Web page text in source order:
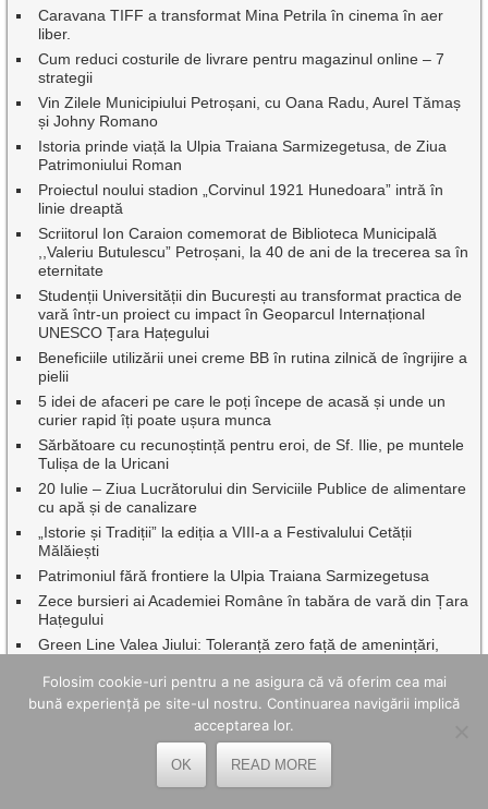
Caravana TIFF a transformat Mina Petrila în cinema în aer
liber.
Cum reduci costurile de livrare pentru magazinul online – 7
strategii
Vin Zilele Municipiului Petroșani, cu Oana Radu, Aurel Tămaș
și Johny Romano
Istoria prinde viață la Ulpia Traiana Sarmizegetusa, de Ziua
Patrimoniului Roman
Proiectul noului stadion „Corvinul 1921 Hunedoara” intră în
linie dreaptă
Scriitorul Ion Caraion comemorat de Biblioteca Municipală
,,Valeriu Butulescu” Petroșani, la 40 de ani de la trecerea sa în
eternitate
Studenții Universității din București au transformat practica de
vară într-un proiect cu impact în Geoparcul Internațional
UNESCO Țara Hațegului
Beneficiile utilizării unei creme BB în rutina zilnică de îngrijire a
pielii
5 idei de afaceri pe care le poți începe de acasă și unde un
curier rapid îți poate ușura munca
Sărbătoare cu recunoștință pentru eroi, de Sf. Ilie, pe muntele
Tulișa de la Uricani
20 Iulie – Ziua Lucrătorului din Serviciile Publice de alimentare
cu apă și de canalizare
„Istorie și Tradiții” la ediția a VIII-a a Festivalului Cetății
Mălăiești
Patrimoniul fără frontiere la Ulpia Traiana Sarmizegetusa
Zece bursieri ai Academiei Române în tabăra de vară din Țara
Hațegului
Green Line Valea Jiului: Toleranță zero față de amenințări,
Dr.ing. Benor Voicescu, împreună cu o seamă de profesori
emeriți ai Universității din Petroșani au fost onorați de
Continuă asfaltările, pe mai multe artere rutiere din Petroșani
Corvinul Hunedoara revine în Superliga luni, 20 iulie, cu meciul
Folosim cookie-uri pentru a ne asigura că vă oferim cea mai
bună experiență pe site-ul nostru. Continuarea navigării implică
acceptarea lor.
OK READ MORE